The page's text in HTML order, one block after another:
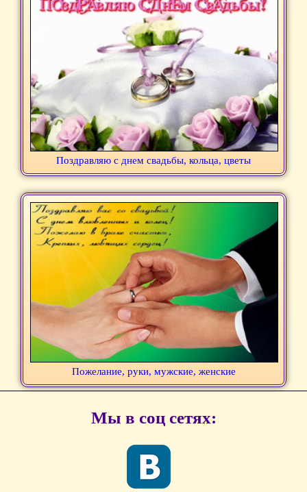
Поздравляю с днем свадьбы, кольца, цветы
Пожелание, руки, мужские, женские
Мы в соц сетях: